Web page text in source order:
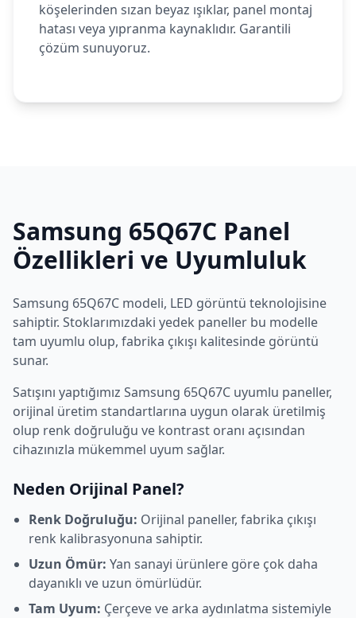
köşelerinden sızan beyaz ışıklar, panel montaj
hatası veya yıpranma kaynaklıdır. Garantili
çözüm sunuyoruz.
Samsung 65Q67C Panel
Özellikleri ve Uyumluluk
Samsung 65Q67C modeli, LED görüntü teknolojisine
sahiptir. Stoklarımızdaki yedek paneller bu modelle
tam uyumlu olup, fabrika çıkışı kalitesinde görüntü
sunar.
Satışını yaptığımız Samsung 65Q67C uyumlu paneller,
orijinal üretim standartlarına uygun olarak üretilmiş
olup renk doğruluğu ve kontrast oranı açısından
cihazınızla mükemmel uyum sağlar.
Neden Orijinal Panel?
Renk Doğruluğu: Orijinal paneller, fabrika çıkışı
renk kalibrasyonuna sahiptir.
Uzun Ömür: Yan sanayi ürünlere göre çok daha
dayanıklı ve uzun ömürlüdür.
Tam Uyum: Çerçeve ve arka aydınlatma sistemiyle